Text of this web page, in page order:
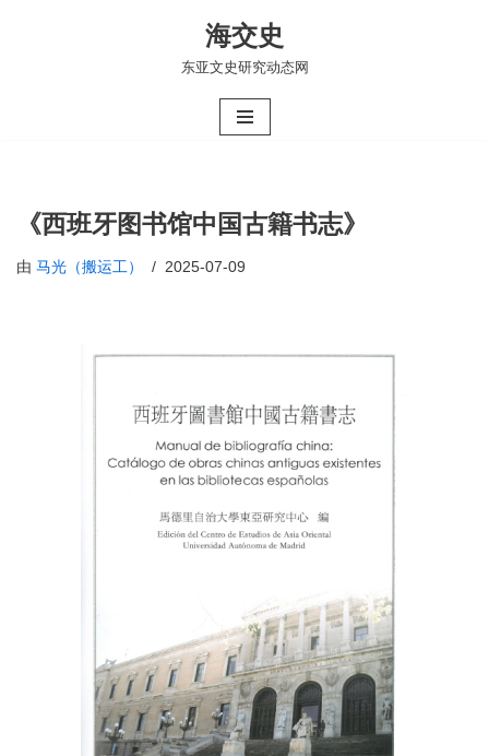
海交史
东亚文史研究动态网
《西班牙图书馆中国古籍书志》
由 马光（搬运工） 2025-07-09